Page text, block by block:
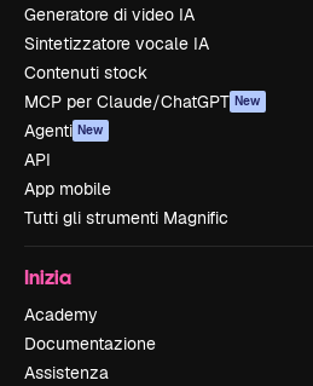
Generatore di video IA
Sintetizzatore vocale IA
Contenuti stock
MCP per Claude/ChatGPT New
Agenti New
API
App mobile
Tutti gli strumenti Magnific
Inizia
Academy
Documentazione
Assistenza